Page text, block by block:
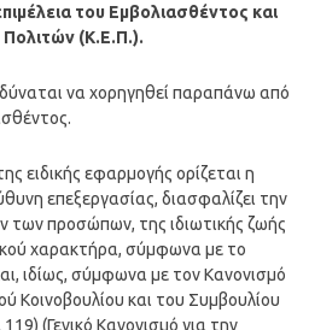
του Εμβολιασθέντος και
(Κ.Ε.Π.).
να χορηγηθεί παραπάνω από
ειδικής εφαρμογής ορίζεται η
επεξεργασίας, διασφαλίζει την
των προσώπων, της ιδιωτικής ζωής
χαρακτήρα, σύμφωνα με το
ιδίως, σύμφωνα με τον Κανονισμό
Κοινοβουλίου και του Συμβουλίου
(Γενικό Κανονισμό για την